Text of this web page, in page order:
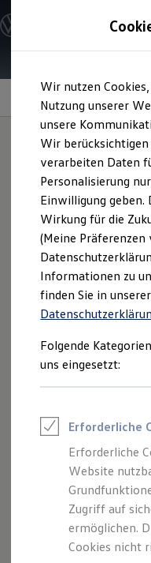
Hauptinhalt
springen
Footer
springen
Modelle &
Modelle
Oldtimer
Bulli
Branchenlösungen
Auf- und
Groß- und
Bau &
Service
Kurier,
Feuerwehr
ONE Business
Fahrzeugsuche &
Digitaler
Kauf & Finanzierung
Online-
Aktionen &
E-Auto-
Für
Für
Profi
TopDeal
Ihr 8.
Optionaler
Der Film zum
das
Wir nutzen
Nutzung unserer
unsere
Wir
verarbeiten Daten
Personalisierung
Einwilligung geben.
Wirkung für die
(Meine
Informationen zu
finden Sie in
Folgende
uns eingesetzt:
Erforderliche
Erforderliche
Website
Zugriff auf
ermöglichen.
Cookies nicht